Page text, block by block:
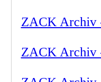
ZACK Archiv
ZACK Archiv